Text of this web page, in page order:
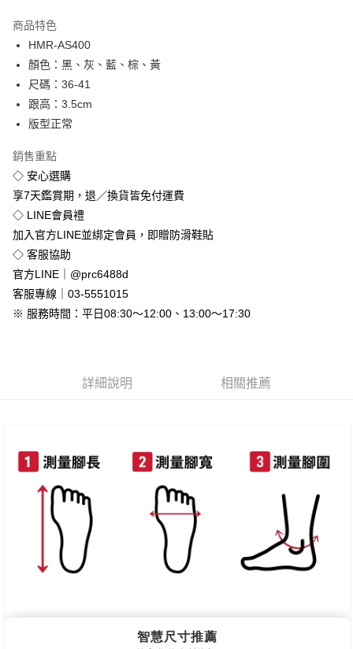
Apple Pay
街口支付
悠遊付
Google Pay
全盈+PAY
運送方式
全家付款取貨
免運費
付款後全家取貨
免運費
7-11付款取貨
離島郵局配送
每筆NT$90，滿NT$999(含以上)免運費
【宇迅國際】限一般住址，不支援智能櫃 查看運費
商品特色
HMR-AS400
顏色：黑、灰、藍、棕、黃
尺碼：36-41
跟高：3.5cm
版型正常
銷售重點
◇ 安心選購
享7天鑑賞期，退／換貨皆免付運費
◇ LINE會員禮
加入官方LINE並綁定會員，即贈防滑鞋貼
◇ 客服協助
官方LINE｜@prc6488d
客服專線｜03-5551015
※ 服務時間：平日08:30～12:00、13:00～17:30
詳細說明 相關推薦